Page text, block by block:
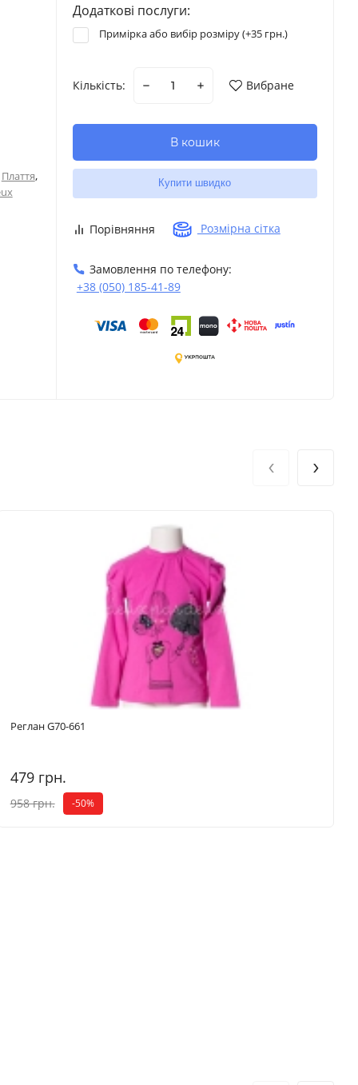
Плаття,
Додаткові послуги:
Примірка або вибір розміру (+35 грн.)
Кількість: Вибране
В кошик
Купити швидко
Порівняння Розмірна сітка
Замовлення по телефону:
+38 (050) 185-41-89
Реглан G70-661
479 грн.
958 грн. -50%
‹ ›